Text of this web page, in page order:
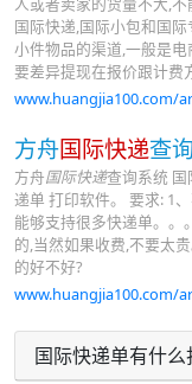
国际快递,国际小包和国
小件物品的渠道,一般是
要差异提现在报价跟计费
www.huangjia100.com/
方舟国际快递查
方舟国际快递查询系统
递单 打印软件。 要求: 1
能够支持很多快递单。。
的,当然如果收费,不要太
的好不好?
www.huangjia100.com/
国际快递单有什么